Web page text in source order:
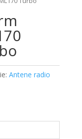
Antene radio